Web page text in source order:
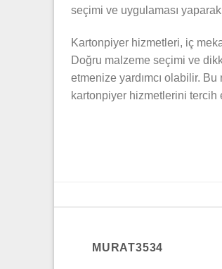
seçimi ve uygulaması
Kartonpiyer hizmetleri, iç
Doğru malzeme seçimi ve
etmenize yardımcı olabilir.
kartonpiyer hizmetlerini tercih
MURAT3534